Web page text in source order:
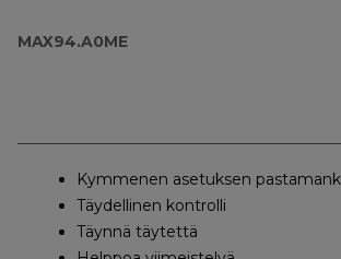
MAX94.A0ME
Kymmenen asetuksen
Täydellinen kontrolli
Täynnä täytettä